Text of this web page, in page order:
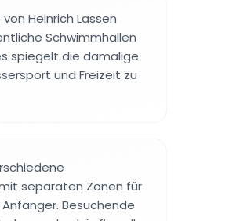
Heinrich Lassen
Schwimmhallen
spiegelt die damalige
und Freizeit zu
separaten Zonen für
Besuchende